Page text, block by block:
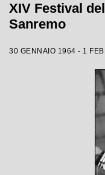
XIV Festival
Sanremo
30 GENNAIO 1964 - 1